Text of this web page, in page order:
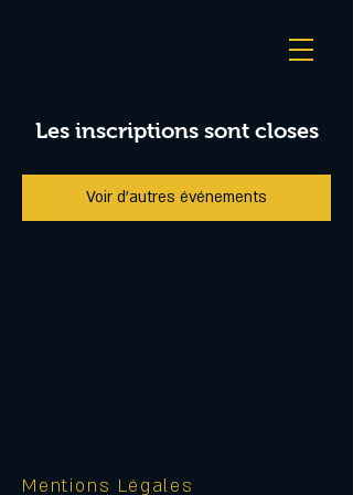
Les inscriptions sont closes
Voir d'autres événements
Mentions Légales